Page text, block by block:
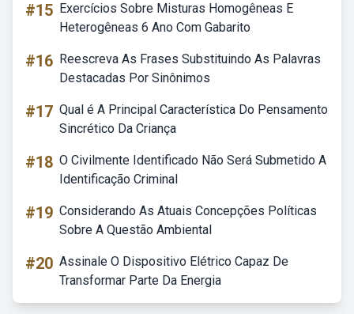
#15 Exercícios Sobre Misturas Homogêneas E
Heterogêneas 6 Ano Com Gabarito
#16 Reescreva As Frases Substituindo As Palavras
Destacadas Por Sinônimos
#17 Qual é A Principal Característica Do Pensamento
Sincrético Da Criança
#18 O Civilmente Identificado Não Será Submetido A
Identificação Criminal
#19 Considerando As Atuais Concepções Políticas
Sobre A Questão Ambiental
#20 Assinale O Dispositivo Elétrico Capaz De
Transformar Parte Da Energia